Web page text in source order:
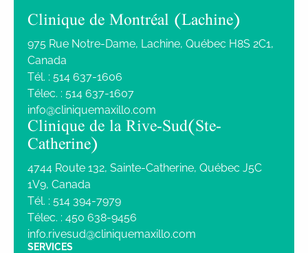
Clinique de Montréal (Lachine)
975 Rue Notre-Dame, Lachine, Québec H8S 2C1,
Canada
Tél. : 514 637-1606
Télec. : 514 637-1607
info@cliniquemaxillo.com
Clinique de la Rive-Sud (Ste-
Catherine)
4744 Route 132, Sainte-Catherine, Québec J5C
1V9, Canada
Tél. : 514 394-7979
Télec. : 450 638-9456
info.rivesud@cliniquemaxillo.com
SERVICES